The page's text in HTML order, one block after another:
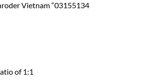
Vietnam “03155134
of 1:1